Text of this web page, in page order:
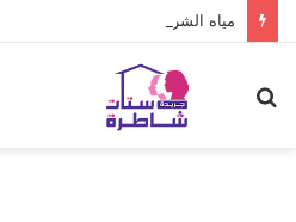
مياه الشرب بالجيزة: قطع المياه